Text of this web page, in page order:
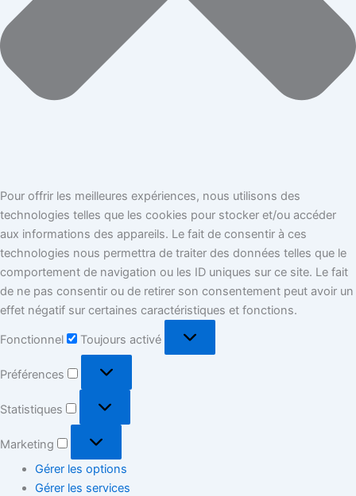
Pour offrir les meilleures expériences, nous utilisons des
technologies telles que les cookies pour stocker et/ou accéder
aux informations des appareils. Le fait de consentir à ces
technologies nous permettra de traiter des données telles que le
comportement de navigation ou les ID uniques sur ce site. Le fait
de ne pas consentir ou de retirer son consentement peut avoir un
effet négatif sur certaines caractéristiques et fonctions.
Fonctionnel Toujours activé
Préférences
Statistiques
Marketing
Gérer les options
Gérer les services